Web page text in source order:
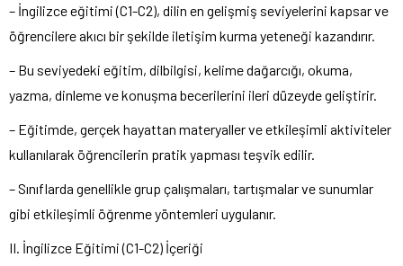
– İngilizce eğitimi (C1-C2), dilin en gelişmiş seviyelerini kapsar ve
öğrencilere akıcı bir şekilde iletişim kurma yeteneği kazandırır.
– Bu seviyedeki eğitim, dilbilgisi, kelime dağarcığı, okuma,
yazma, dinleme ve konuşma becerilerini ileri düzeyde geliştirir.
– Eğitimde, gerçek hayattan materyaller ve etkileşimli aktiviteler
kullanılarak öğrencilerin pratik yapması teşvik edilir.
– Sınıflarda genellikle grup çalışmaları, tartışmalar ve sunumlar
gibi etkileşimli öğrenme yöntemleri uygulanır.
II. İngilizce Eğitimi (C1-C2) İçeriği